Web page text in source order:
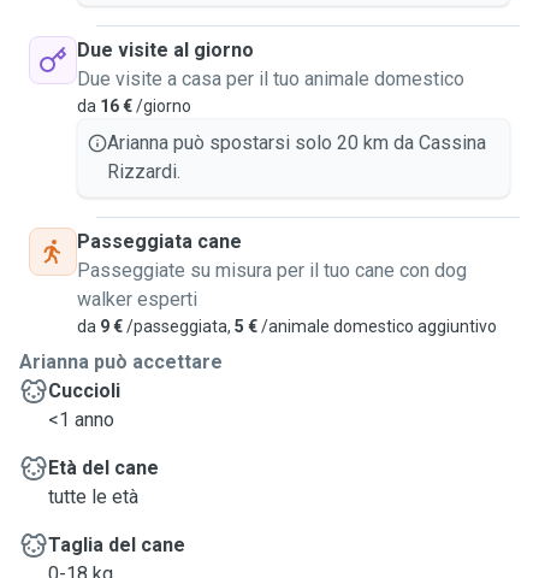
Due visite al giorno
Due visite a casa per il tuo animale domestico
da 16 €/giorno
Arianna può spostarsi solo 20 km da Cassina
Rizzardi.
Passeggiata cane
Passeggiate su misura per il tuo cane con dog
walker esperti
da 9 €/passeggiata, 5 €/animale domestico aggiuntivo
Arianna può accettare
Cuccioli
<1 anno
Età del cane
tutte le età
Taglia del cane